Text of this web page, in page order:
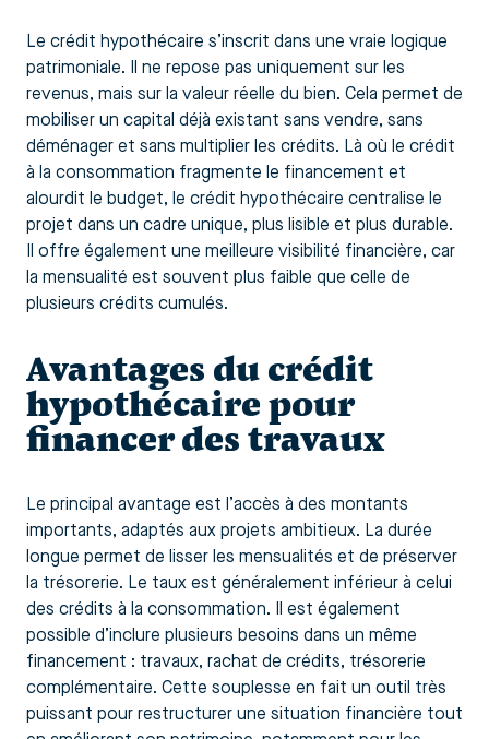
Le crédit hypothécaire s’inscrit dans une vraie logique
patrimoniale. Il ne repose pas uniquement sur les
revenus, mais sur la valeur réelle du bien. Cela permet de
mobiliser un capital déjà existant sans vendre, sans
déménager et sans multiplier les crédits. Là où le crédit
à la consommation fragmente le financement et
alourdit le budget, le crédit hypothécaire centralise le
projet dans un cadre unique, plus lisible et plus durable.
Il offre également une meilleure visibilité financière, car
la mensualité est souvent plus faible que celle de
plusieurs crédits cumulés.
Avantages du crédit
hypothécaire pour
financer des travaux
Le principal avantage est l’accès à des montants
importants, adaptés aux projets ambitieux. La durée
longue permet de lisser les mensualités et de préserver
la trésorerie. Le taux est généralement inférieur à celui
des crédits à la consommation. Il est également
possible d’inclure plusieurs besoins dans un même
financement : travaux, rachat de crédits, trésorerie
complémentaire. Cette souplesse en fait un outil très
puissant pour restructurer une situation financière tout